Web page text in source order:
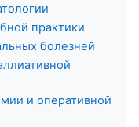
практики
болезней
и оперативной